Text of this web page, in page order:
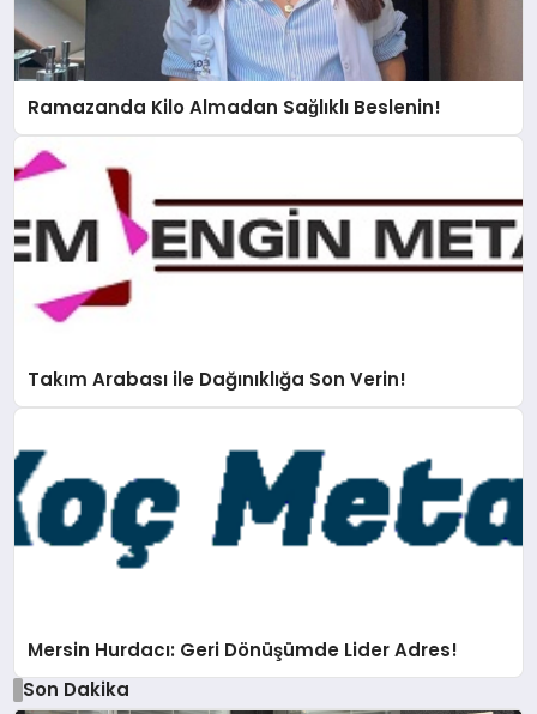
Ramazanda Kilo Almadan Sağlıklı Beslenin!
Takım Arabası ile Dağınıklığa Son Verin!
Mersin Hurdacı: Geri Dönüşümde Lider Adres!
Son Dakika